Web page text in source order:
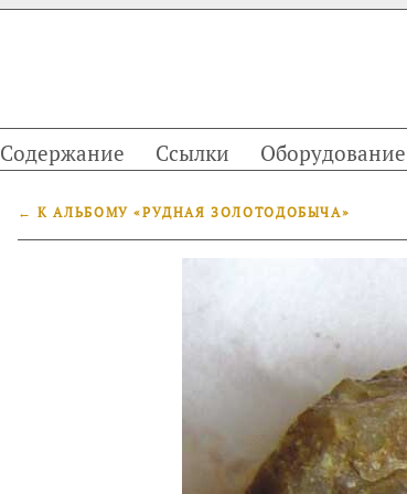
Содержание Ссылки Оборудование
← К АЛЬБОМУ «РУДНАЯ ЗОЛОТОДОБЫЧА»